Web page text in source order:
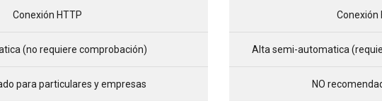
Conexión HTTP
(no requiere comprobación)
para particulares y empresas
Conexión
Alta semi-automatica
NO